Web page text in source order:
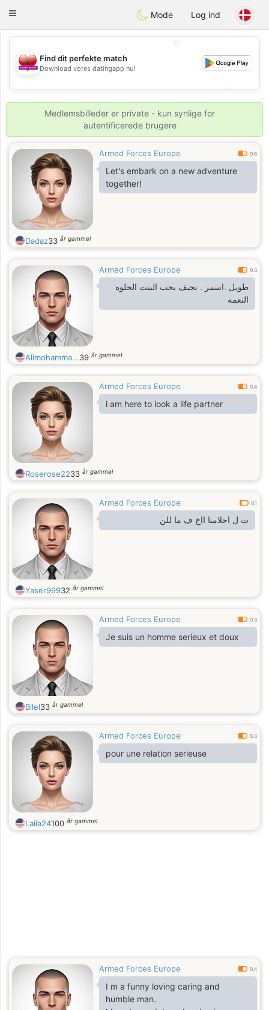
Maroc Dating
Toggle
Mode Log ind
💖
💕
Find dit perfekte match
Download vores datingapp nu!
Medlemsbilleder er private - kun synlige for
autentificerede brugere
Armed Forces Europe 0.6
Let's embark on a new adventure
together!
Dadaz33 år gammel
Armed Forces Europe 0.3
طويل .اسمر . نحيف بحب البنت الحلوه
النعمه
Alimohamma...39 år gammel
Armed Forces Europe 0.4
i am here to look a life partner
Roserose2233 år gammel
Armed Forces Europe 0.1
ت ل احلامنا ااخ ف ما للن
Yaser99932 år gammel
Armed Forces Europe 0.3
Je suis un homme serieux et doux
Bilel33 år gammel
Armed Forces Europe 0.3
pour une relation serieuse
Laila24100 år gammel
Armed Forces Europe 0.4
I m a funny loving caring and
humble man.